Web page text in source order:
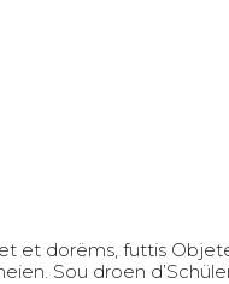
et dorëms, futtis
Sou droen